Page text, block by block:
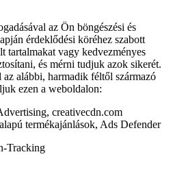
az Ön böngészési és
érdeklődési köréhez szabott
tartalmakat vagy kedvezményes
és mérni tudjuk azok sikerét.
az alábbi, harmadik féltől származó
ezen a weboldalon:
creativecdn.com
termékajánlások, Ads Defender
Tracking